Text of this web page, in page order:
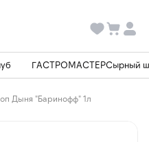
ГАСТРОМАСТЕРСырный
Дыня "Баринофф" 1л